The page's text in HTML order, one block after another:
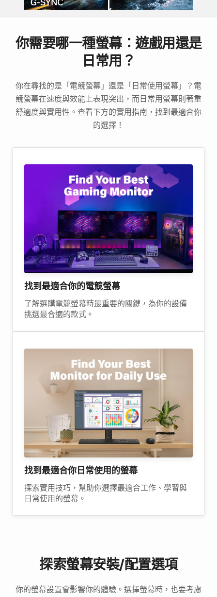
你需要哪一種螢幕：遊戲用還是
日常用？
你在尋找的是「電競螢幕」還是「日常使用螢幕」？電
競螢幕在速度與效能上表現突出，而日常用螢幕則著重
舒適度與實用性。查看下方的實用指南，找到最適合你
的選擇！
找到最適合你的電競螢幕
了解選購電競螢幕時最重要的關鍵，為你的設備
挑選最合適的款式。
找到最適合你日常使用的螢幕
探索實用技巧，幫助你選擇最適合工作、學習與
日常使用的螢幕。
探索螢幕安裝/配置選項
你的螢幕設置會影響你的體驗。選擇螢幕時，也要考慮